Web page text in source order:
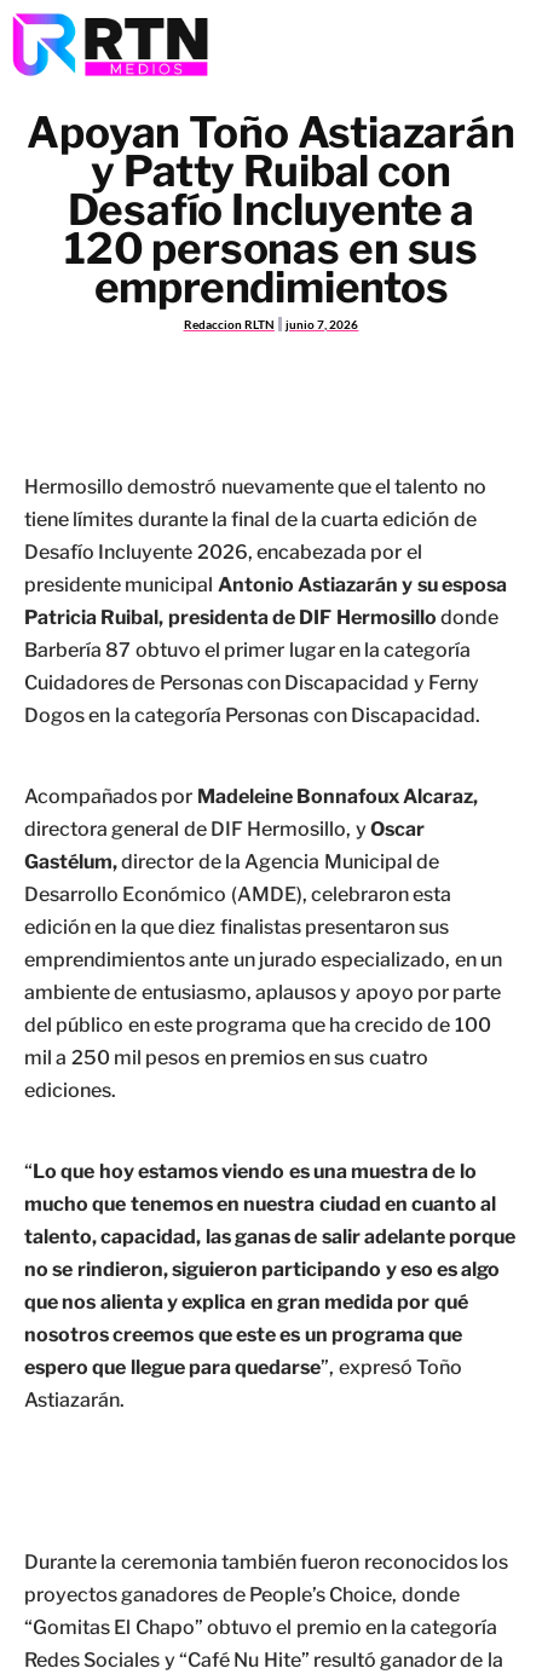
Apoyan Toño Astiazarán
y Patty Ruibal con
Desafío Incluyente a
120 personas en sus
emprendimientos
Redaccion RLTN junio 7, 2026
Hermosillo demostró nuevamente que el talento no
tiene límites durante la final de la cuarta edición de
Desafío Incluyente 2026, encabezada por el
presidente municipal Antonio Astiazarán y su esposa
Patricia Ruibal, presidenta de DIF Hermosillo donde
Barbería 87 obtuvo el primer lugar en la categoría
Cuidadores de Personas con Discapacidad y Ferny
Dogos en la categoría Personas con Discapacidad.
Acompañados por Madeleine Bonnafoux Alcaraz,
directora general de DIF Hermosillo, y Oscar
Gastélum,director de la Agencia Municipal de
Desarrollo Económico (AMDE), celebraron esta
edición en la que diez finalistas presentaron sus
emprendimientos ante un jurado especializado, en un
ambiente de entusiasmo, aplausos y apoyo por parte
del público en este programa que ha crecido de 100
mil a 250 mil pesos en premios en sus cuatro
ediciones.
“Lo que hoy estamos viendo es una muestra de lo
mucho que tenemos en nuestra ciudad en cuanto al
talento, capacidad, las ganas de salir adelante porque
no se rindieron, siguieron participando y eso es algo
que nos alienta y explica en gran medida por qué
nosotros creemos que este es un programa que
espero que llegue para quedarse”, expresó Toño
Astiazarán.
Durante la ceremonia también fueron reconocidos los
proyectos ganadores de People’s Choice, donde
“Gomitas El Chapo” obtuvo el premio en la categoría
Redes Sociales y “Café Nu Hite” resultó ganador de la